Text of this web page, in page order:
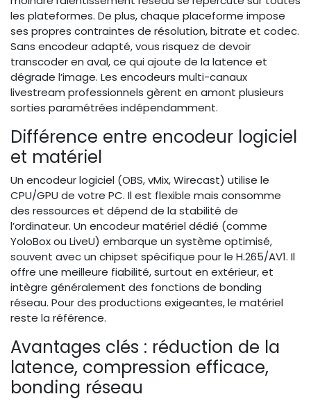
les plateformes. De plus, chaque placeforme impose
ses propres contraintes de résolution, bitrate et codec.
Sans encodeur adapté, vous risquez de devoir
transcoder en aval, ce qui ajoute de la latence et
dégrade l’image. Les encodeurs multi-canaux
livestream professionnels gèrent en amont plusieurs
sorties paramétrées indépendamment.
Différence entre encodeur logiciel
et matériel
Un encodeur logiciel (OBS, vMix, Wirecast) utilise le
CPU/GPU de votre PC. Il est flexible mais consomme
des ressources et dépend de la stabilité de
l’ordinateur. Un encodeur matériel dédié (comme
YoloBox ou LiveU) embarque un système optimisé,
souvent avec un chipset spécifique pour le H.265/AV1. Il
offre une meilleure fiabilité, surtout en extérieur, et
intègre généralement des fonctions de bonding
réseau. Pour des productions exigeantes, le matériel
reste la référence.
Avantages clés : réduction de la
latence, compression efficace,
bonding réseau